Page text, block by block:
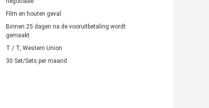
Film en houten geval
Binnen 25 dagen na de vooruitbetaling wordt
gemaakt
T / T, Western Union
30 Set/Sets per maand